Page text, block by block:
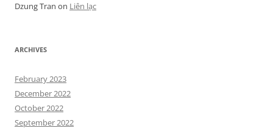
Dzung Tran on Liên lạc
ARCHIVES
February 2023
December 2022
October 2022
September 2022